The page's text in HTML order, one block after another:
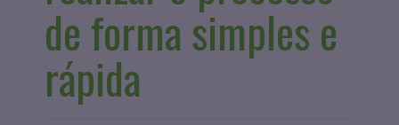
de forma simples e
rápida